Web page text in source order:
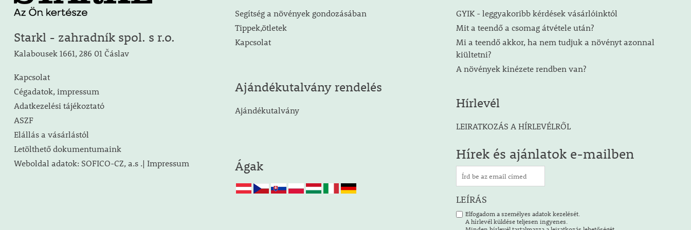
Starkl - zahradník spol. s r.o.
Kalabousek 1661, 286 01 Čáslav
Kapcsolat
Cégadatok, impressum
Adatkezelési tájékoztató
ASZF
Elállás a vásárlástól
Letölthető dokumentumaink
Weboldal adatok: SOFICO-CZ, a.s .| Impressum
Segítség a növények gondozásában
Tippek,ötletek
Kapcsolat
Ajándékutalvány rendelés
Ajándékutalvány
Ágak
GYIK - leggyakoribb kérdések vásárlóinktól
Mit a teendő a csomag átvétele után?
Mi a teendő akkor, ha nem tudjuk a növényt azonnal
kiültetni?
A növények kinézete rendben van?
Hírlevél
LEIRATKOZÁS A HÍRLEVÉLRŐL
Hírek és ajánlatok e-mailben
LEÍRÁS
Elfogadom a személyes adatok kezelését.
A hírlevél küldése teljesen ingyenes.